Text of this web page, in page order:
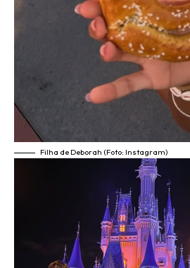
Filha de Deborah (Foto: Instagram)